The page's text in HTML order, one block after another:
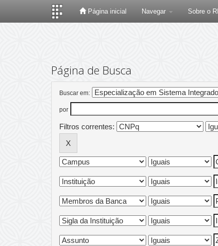
Página inicial Navegar Sobre o
Página de Busca
Buscar em:
por
Filtros correntes: